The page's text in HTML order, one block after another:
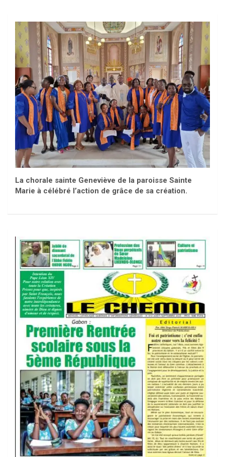
La chorale sainte Geneviève de la paroisse Sainte
Marie à célébré l’action de grâce de sa création.